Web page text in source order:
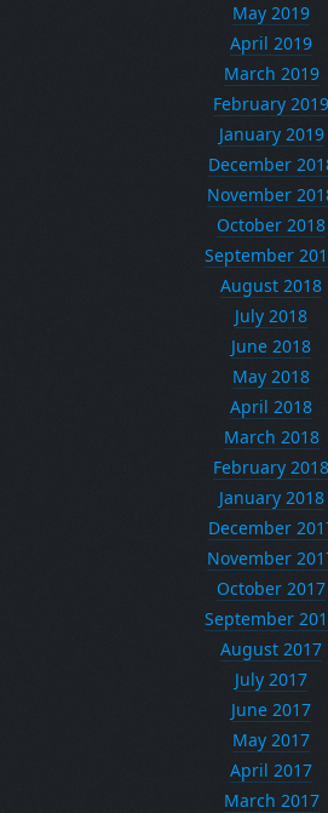
May 2019
April 2019
March 2019
February 2019
January 2019
December
November
October 2018
September
August 2018
July 2018
June 2018
May 2018
April 2018
March 2018
February 2018
January 2018
December
November
October 2017
September
August 2017
July 2017
June 2017
May 2017
April 2017
March 2017